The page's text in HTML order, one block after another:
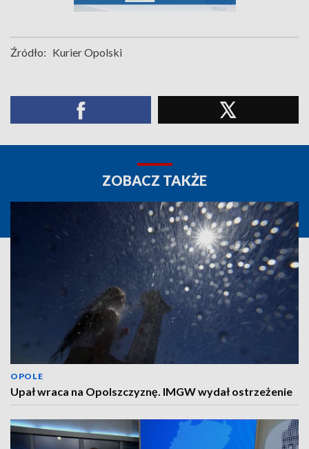
Źródło: Kurier Opolski
ZOBACZ TAKŻE
OPOLE
Upał wraca na Opolszczyznę. IMGW wydał ostrzeżenie